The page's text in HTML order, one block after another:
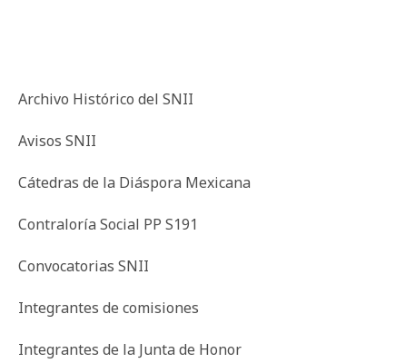
Archivo Histórico del SNII
Avisos SNII
Cátedras de la Diáspora Mexicana
Contraloría Social PP S191
Convocatorias SNII
Integrantes de comisiones
Integrantes de la Junta de Honor